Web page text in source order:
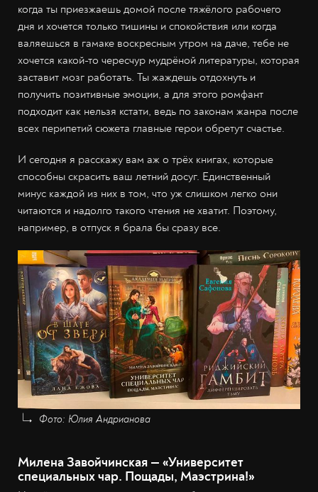
когда ты приезжаешь домой после тяжёлого рабочего
дня и хочется только тишины и спокойствия или когда
валяешься в гамаке воскресным утром на даче, тебе не
хочется какой-то чересчур мудрёной литературы, которая
заставит мозг работать. Ты жаждешь отдохнуть и
получить позитивные эмоции, а для этого ромфант
подходит как нельзя кстати, ведь по законам жанра после
всех перипетий сюжета главные герои обретут счастье.
И сегодня я расскажу вам аж о трёх книгах, которые
способны скрасить ваш летний досуг. Единственный
минус каждой из них в том, что уж слишком легко они
читаются и надолго такого чтения не хватит. Поэтому,
например, в отпуск я брала бы сразу все.
Фото: Юлия Андрианова
Милена Завойчинская — «Университет
специальных чар. Пощады, Маэстрина!»